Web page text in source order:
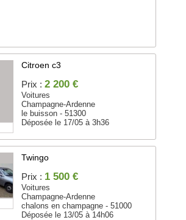
Citroen c3
Prix : 2 200 €
Voitures
Champagne-Ardenne
le buisson - 51300
Déposée le 17/05 à 3h36
Twingo
Prix : 1 500 €
Voitures
Champagne-Ardenne
chalons en champagne - 51000
Déposée le 13/05 à 14h06